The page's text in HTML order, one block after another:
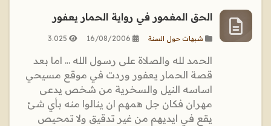
الحق المغمور في رواية الحمار يعفور
شبهات حول السنة 16/08/2006
3.025
الحمد لله والصلاة على رسول الله ... اما بعد
قصة الحمار يعفور وردت في موقع مسيحي
اساسه النيل والسخرية من شخص يدعى
مهران فكان جل همهم ان ينالوا منه بأي شئ
يقع في ايديهم من غير تدقيق ولا تمحيص